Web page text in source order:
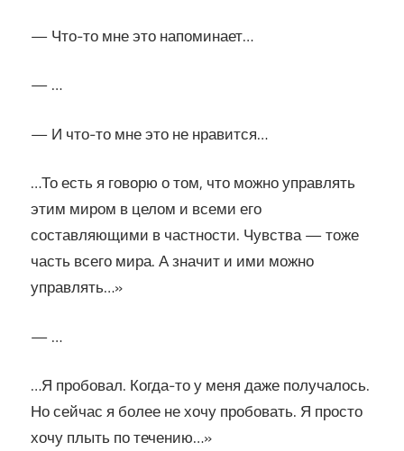
— Что-то мне это напоминает…
— …
— И что-то мне это не нравится…
…То есть я говорю о том, что можно управлять
этим миром в целом и всеми его
составляющими в частности. Чувства — тоже
часть всего мира. А значит и ими можно
управлять…»
— …
…Я пробовал. Когда-то у меня даже получалось.
Но сейчас я более не хочу пробовать. Я просто
хочу плыть по течению…»